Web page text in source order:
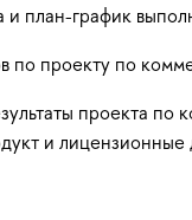
и план-график
по проекту по
проекта по
и лицензионные